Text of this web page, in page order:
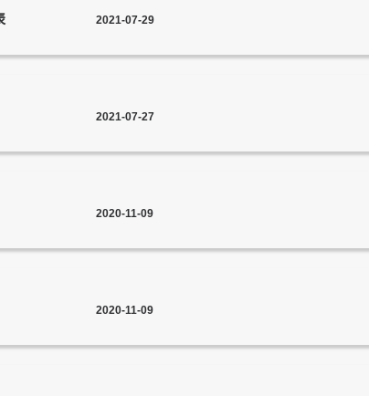
2021-07-29
2021-07-27
2020-11-09
2020-11-09